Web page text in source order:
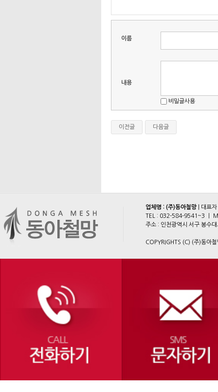
이름
내용
비밀글사용
이전글 다음글
업체명 : (주)동아철망 | 대표
TEL : 032-584-9541~3 ㅣ
주소 : 인천광역시 서구 봉
COPYRIGHTS (C) (주)동아